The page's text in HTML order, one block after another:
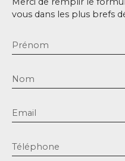
vous dans les plus brefs
Prénom
Nom
Email
Téléphone